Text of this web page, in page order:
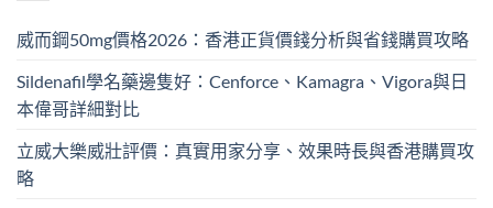
威而鋼50mg價格2026：香港正貨價錢分析與省錢購買攻略
Sildenafil學名藥邊隻好：Cenforce、Kamagra、Vigora與日
本偉哥詳細對比
立威大樂威壯評價：真實用家分享、效果時長與香港購買攻
略